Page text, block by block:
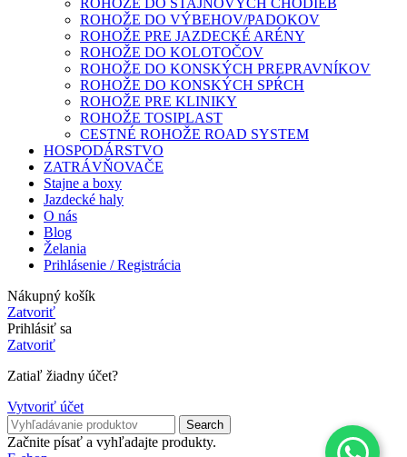
ROHOŽE DO STAJŇOVÝCH CHODIEB
ROHOŽE DO VÝBEHOV/PADOKOV
ROHOŽE PRE JAZDECKÉ ARÉNY
ROHOŽE DO KOLOTOČOV
ROHOŽE DO KONSKÝCH PREPRAVNÍKOV
ROHOŽE DO KONSKÝCH SPŔCH
ROHOŽE PRE KLINIKY
ROHOŽE TOSIPLAST
CESTNÉ ROHOŽE ROAD SYSTEM
HOSPODÁRSTVO
ZATRÁVŇOVAČE
Stajne a boxy
Jazdecké haly
O nás
Blog
Želania
Prihlásenie / Registrácia
Nákupný košík
Zatvoriť
Prihlásiť sa
Zatvoriť
Zatiaľ žiadny účet?
Vytvoriť účet
Search
Začnite písať a vyhľadajte produkty.